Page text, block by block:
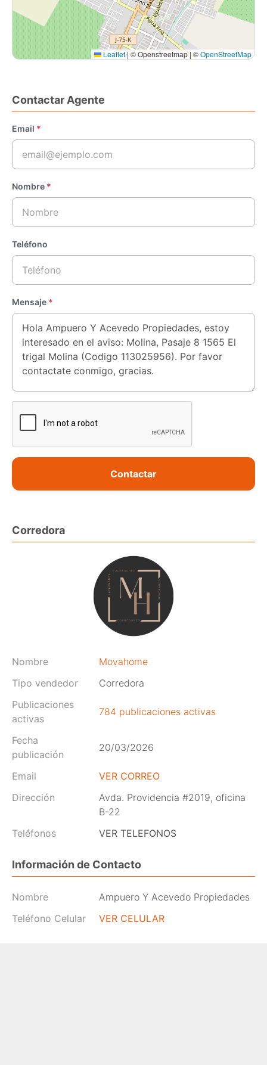
Leaflet | © Openstreetmap | ©OpenStreetMap
Contactar Agente
Email *
Nombre *
Teléfono
Mensaje *
Contactar
Corredora
Nombre
Movahome
Tipo vendedor
Corredora
Publicaciones
activas
784 publicaciones activas
Fecha
publicación
20/03/2026
Email
VER CORREO
Dirección
Avda. Providencia #2019, oficina
B-22
Teléfonos
VER TELEFONOS
Información de Contacto
Nombre
Ampuero Y Acevedo Propiedades
Teléfono Celular
VER CELULAR